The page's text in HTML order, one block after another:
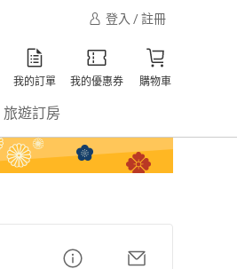
登入 / 註冊
我的訂單 我的優惠券 購物車
旅遊訂房